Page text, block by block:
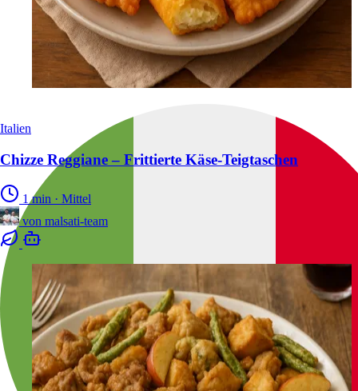
Italien
Chizze Reggiane – Frittierte Käse-Teigtaschen
1 min · Mittel
von malsati-team